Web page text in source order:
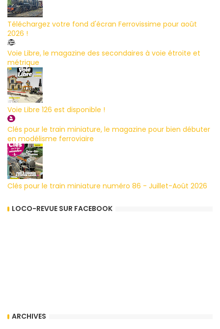
Téléchargez votre fond d'écran Ferrovissime pour août
2026 !
Voie Libre, le magazine des secondaires à voie étroite et
métrique
Voie Libre 126 est disponible !
Clés pour le train miniature, le magazine pour bien débuter
en modélisme ferroviaire
Clés pour le train miniature numéro 86 - Juillet-Août 2026
LOCO-REVUE SUR FACEBOOK
ARCHIVES